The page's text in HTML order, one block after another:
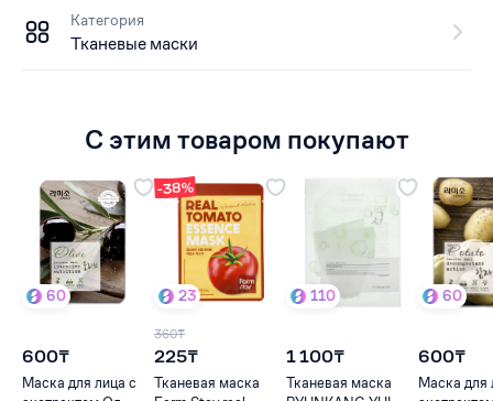
Категория
Тканевые маски
С этим товаром покупают
60
600₸
Маска для лица с
-38%
23
360₸
225₸
Тканевая маска
110
1 100₸
Тканевая маска
60
600₸
Маска для